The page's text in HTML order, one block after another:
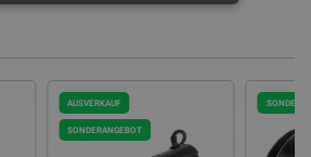
AUSVERKAUF
SONDERANGEBOT